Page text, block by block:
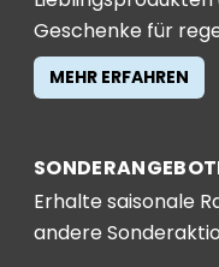
Geschenke für
MEHR ERFAHREN
Erhalte saisonale
andere